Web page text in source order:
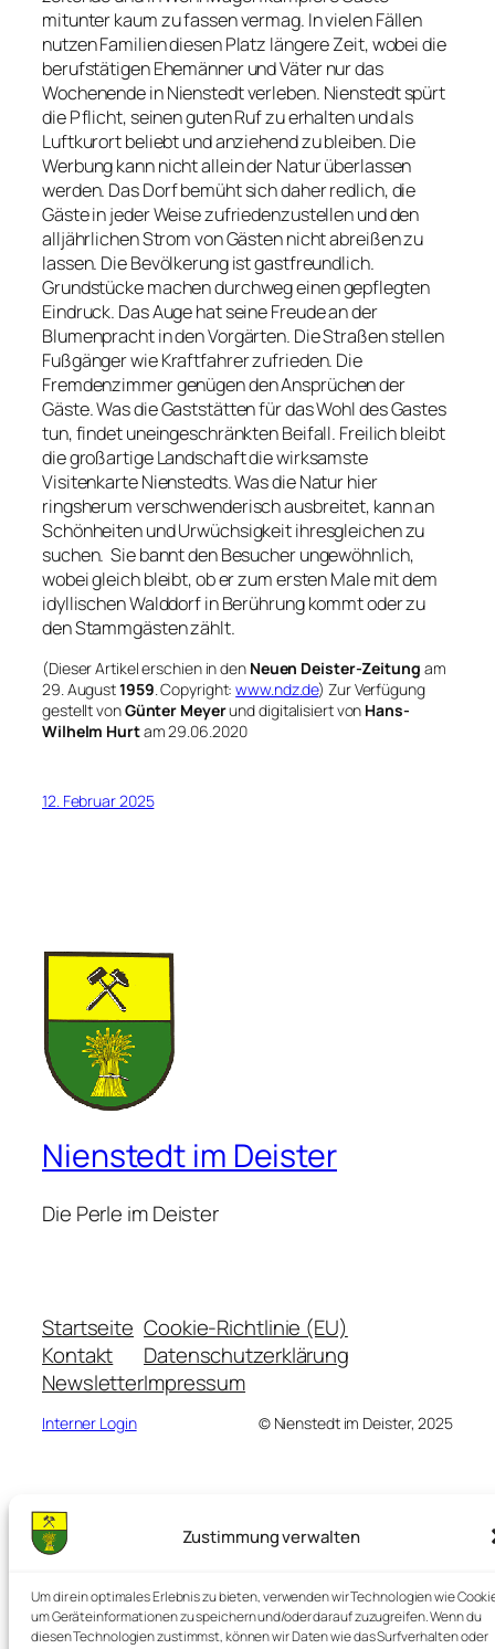
Zustimmung verwalten
Um dir ein optimales Erlebnis zu bieten, verwenden wir Technologien wie
um Geräteinformationen zu speichern und/oder darauf zuzugreifen. Wenn du
diesen Technologien zustimmst, können wir Daten wie das Surfverhalten oder
mitunter kaum zu fassen vermag. In vielen Fällen
nutzen Familien diesen Platz längere Zeit, wobei die
berufstätigen Ehemänner und Väter nur das
Wochenende in Nienstedt verleben. Nienstedt spürt
die Pflicht, seinen guten Ruf zu erhalten und als
Luftkurort beliebt und anziehend zu bleiben. Die
Werbung kann nicht allein der Natur überlassen
werden. Das Dorf bemüht sich daher redlich, die
Gäste in jeder Weise zufriedenzustellen und den
alljährlichen Strom von Gästen nicht abreißen zu
lassen. Die Bevölkerung ist gastfreundlich.
Grundstücke machen durchweg einen gepflegten
Eindruck. Das Auge hat seine Freude an der
Blumenpracht in den Vorgärten. Die Straßen stellen
Fußgänger wie Kraftfahrer zufrieden. Die
Fremdenzimmer genügen den Ansprüchen der
Gäste. Was die Gaststätten für das Wohl des Gastes
tun, findet uneingeschränkten Beifall. Freilich bleibt
die großartige Landschaft die wirksamste
Visitenkarte Nienstedts. Was die Natur hier
ringsherum verschwenderisch ausbreitet, kann an
Schönheiten und Urwüchsigkeit ihresgleichen zu
suchen. Sie bannt den Besucher ungewöhnlich,
wobei gleich bleibt, ob er zum ersten Male mit dem
idyllischen Walddorf in Berührung kommt oder zu
den Stammgästen zählt.
(Dieser Artikel erschien in den Neuen Deister-Zeitung am
29. August1959. Copyright:www.ndz.de) Zur Verfügung
gestellt vonGünter Meyerund digitalisiert von Hans-
Wilhelm Hurtam 29.06.2020
12. Februar 2025
Nienstedt im Deister
Die Perle im Deister
Startseite
Kontakt
Newsletter
Cookie-Richtlinie (EU)
Datenschutzerklärung
Impressum
Interner Login ©️ Nienstedt im Deister, 2025